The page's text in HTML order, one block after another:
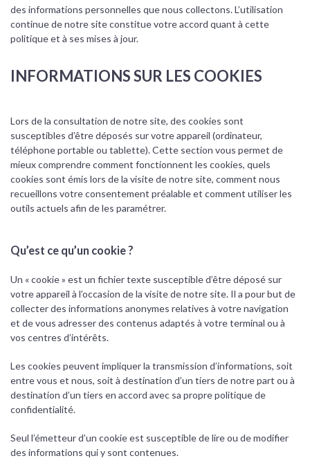
des informations personnelles que nous collectons. L’utilisation
continue de notre site constitue votre accord quant à cette
politique et à ses mises à jour.
INFORMATIONS SUR LES COOKIES
Lors de la consultation de notre site, des cookies sont
susceptibles d’être déposés sur votre appareil (ordinateur,
téléphone portable ou tablette). Cette section vous permet de
mieux comprendre comment fonctionnent les cookies, quels
cookies sont émis lors de la visite de notre site, comment nous
recueillons votre consentement préalable et comment utiliser les
outils actuels afin de les paramétrer.
Qu’est ce qu’un cookie ?
Un « cookie » est un fichier texte susceptible d’être déposé sur
votre appareil à l’occasion de la visite de notre site. Il a pour but de
collecter des informations anonymes relatives à votre navigation
et de vous adresser des contenus adaptés à votre terminal ou à
vos centres d’intérêts.
Les cookies peuvent impliquer la transmission d’informations, soit
entre vous et nous, soit à destination d’un tiers de notre part ou à
destination d’un tiers en accord avec sa propre politique de
confidentialité.
Seul l’émetteur d’un cookie est susceptible de lire ou de modifier
des informations qui y sont contenues.